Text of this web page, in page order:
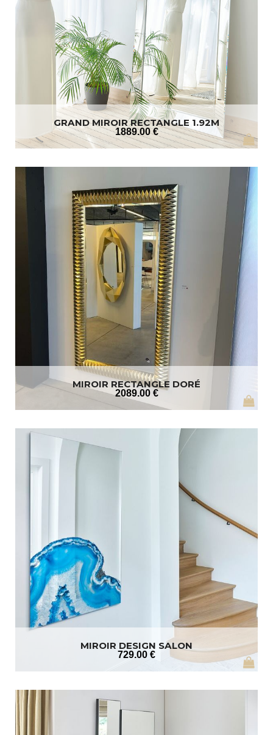
GRAND MIROIR RECTANGLE 1.92M
1889.00 €
MIROIR RECTANGLE DORÉ
2089.00 €
MIROIR DESIGN SALON
729.00 €